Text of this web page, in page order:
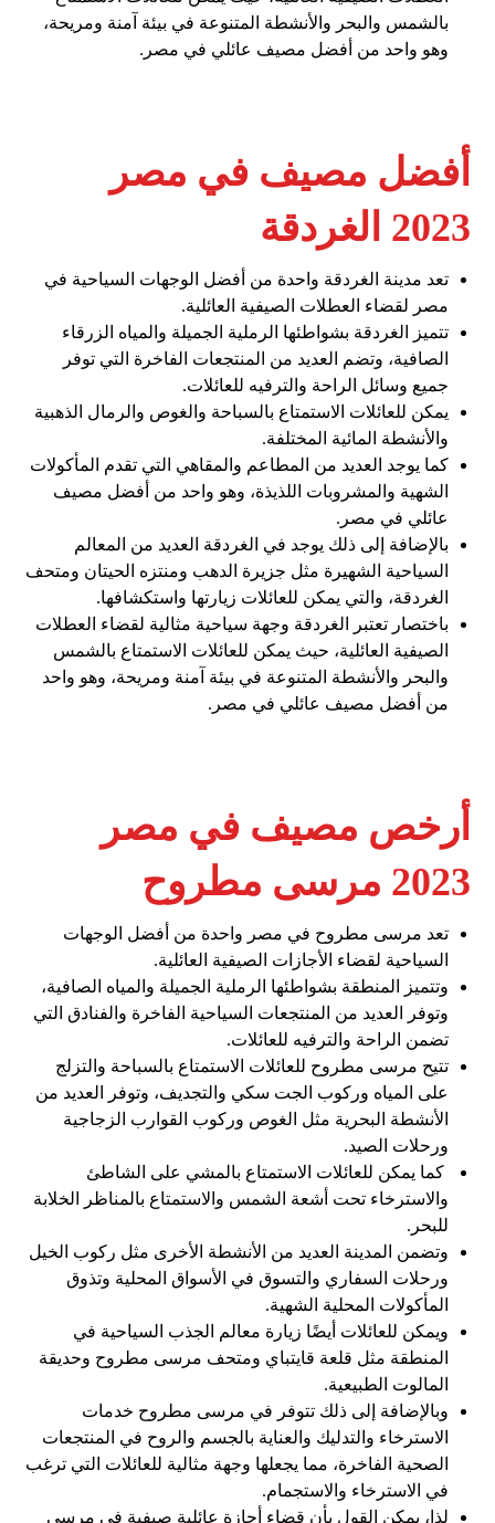
بالشمس والبحر والأنشطة المتنوعة في بيئة آمنة ومريحة،
وهو واحد من أفضل مصيف عائلي في مصر.
أفضل مصيف في مصر
2023 الغردقة
تعد مدينة الغردقة واحدة من أفضل الوجهات السياحية في
مصر لقضاء العطلات الصيفية العائلية.
تتميز الغردقة بشواطئها الرملية الجميلة والمياه الزرقاء
الصافية، وتضم العديد من المنتجعات الفاخرة التي توفر
جميع وسائل الراحة والترفيه للعائلات.
يمكن للعائلات الاستمتاع بالسباحة والغوص والرمال الذهبية
والأنشطة المائية المختلفة.
كما يوجد العديد من المطاعم والمقاهي التي تقدم المأكولات
الشهية والمشروبات اللذيذة، وهو واحد من أفضل مصيف
عائلي في مصر.
بالإضافة إلى ذلك يوجد في الغردقة العديد من المعالم
السياحية الشهيرة مثل جزيرة الدهب ومنتزه الحيتان ومتحف
الغردقة، والتي يمكن للعائلات زيارتها واستكشافها.
باختصار تعتبر الغردقة وجهة سياحية مثالية لقضاء العطلات
الصيفية العائلية، حيث يمكن للعائلات الاستمتاع بالشمس
والبحر والأنشطة المتنوعة في بيئة آمنة ومريحة، وهو واحد
من أفضل مصيف عائلي في مصر.
أرخص مصيف في مصر
2023 مرسى مطروح
تعد مرسى مطروح في مصر واحدة من أفضل الوجهات
السياحية لقضاء الأجازات الصيفية العائلية.
وتتميز المنطقة بشواطئها الرملية الجميلة والمياه الصافية،
وتوفر العديد من المنتجعات السياحية الفاخرة والفنادق التي
تضمن الراحة والترفيه للعائلات.
تتيح مرسى مطروح للعائلات الاستمتاع بالسباحة والتزلج
على المياه وركوب الجت سكي والتجديف، وتوفر العديد من
الأنشطة البحرية مثل الغوص وركوب القوارب الزجاجية
ورحلات الصيد.
كما يمكن للعائلات الاستمتاع بالمشي على الشاطئ
والاسترخاء تحت أشعة الشمس والاستمتاع بالمناظر الخلابة
للبحر.
وتضمن المدينة العديد من الأنشطة الأخرى مثل ركوب الخيل
ورحلات السفاري والتسوق في الأسواق المحلية وتذوق
المأكولات المحلية الشهية.
ويمكن للعائلات أيضًا زيارة معالم الجذب السياحية في
المنطقة مثل قلعة قايتباي ومتحف مرسى مطروح وحديقة
المالوت الطبيعية.
وبالإضافة إلى ذلك تتوفر في مرسى مطروح خدمات
الاسترخاء والتدليك والعناية بالجسم والروح في المنتجعات
الصحية الفاخرة، مما يجعلها وجهة مثالية للعائلات التي ترغب
في الاسترخاء والاستجمام.
لذا، يمكن القول بأن قضاء أجازة عائلية صيفية في مرسى